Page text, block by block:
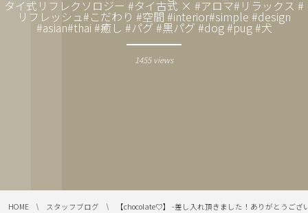
タイ式リフレクソロジー #タイ古式 × #アロマ#リラックス #
リフレッシュ#こだわり #空間 #interior#simple #design
#asian#thai #癒し #パグ #黒パグ #dog #pug #犬
1455 views
HOME スタッフブログ 【chocolate︎♡】 -差し入れ頂きました！ありがとうご